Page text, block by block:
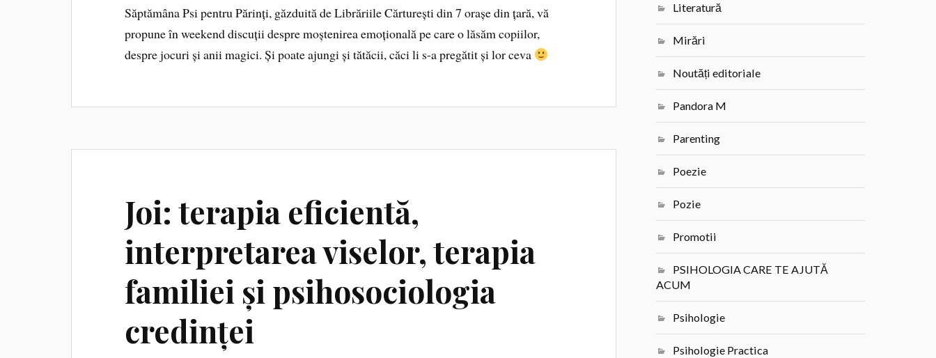
Săptămâna Psi pentru Părinți, găzduită de Librăriile Cărturești din 7 orașe din țară, vă
propune în weekend discuții despre moștenirea emoțională pe care o lăsăm copiilor,
despre jocuri și anii magici. Și poate ajungi și tătăcii, căci li s-a pregătit și lor ceva
Joi: terapia eficientă,
interpretarea viselor, terapia
familiei și psihosociologia
credinței
Literatură
Mirări
Noutăți editoriale
Pandora M
Parenting
Poezie
Pozie
Promotii
PSIHOLOGIA CARE TE AJUTĂ
ACUM
Psihologie
Psihologie Practica